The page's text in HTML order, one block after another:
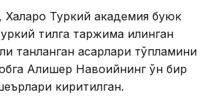
Халқаро Туркий академия буюк
тилга таржима қилинган
танланган асарлари тўпламини
Алишер Навоийнинг ўн бир
киритилган.